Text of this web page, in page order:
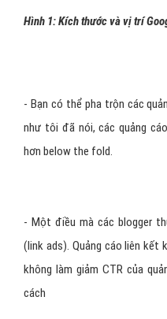
Hình 1: Kích thước và vị trí
- Bạn có thể pha trộn các
như tôi đã nói, các quảng
hơn below the fold.
- Một điều mà các blogger
(link ads). Quảng cáo liên kết
không làm giảm CTR của
cách